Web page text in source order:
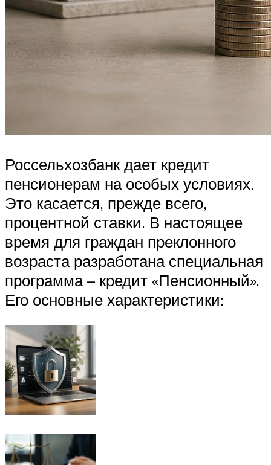
Россельхозбанк дает кредит
пенсионерам на особых условиях.
Это касается, прежде всего,
процентной ставки. В настоящее
время для граждан преклонного
возраста разработана специальная
программа – кредит «Пенсионный».
Его основные характеристики: